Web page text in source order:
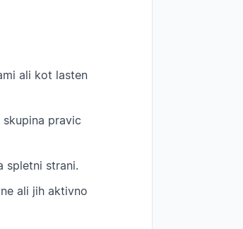
ali kot lasten
pravic
spletni strani.
ali jih aktivno